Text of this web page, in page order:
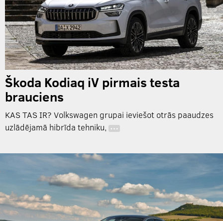
Škoda Kodiaq iV pirmais testa
brauciens
KAS TAS IR? Volkswagen grupai ieviešot otrās paaudzes
uzlādējamā hibrīda tehniku, …